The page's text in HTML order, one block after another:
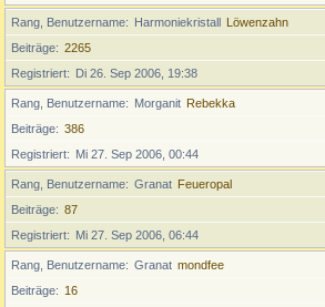
Rang, Benutzername Harmoniekristall Löwenzahn
Beiträge
2265
Registriert
Di 26. Sep 2006, 19:38
Rang, Benutzername Morganit Rebekka
Beiträge
386
Registriert
Mi 27. Sep 2006, 00:44
Rang, Benutzername Granat Feueropal
Beiträge
87
Registriert
Mi 27. Sep 2006, 06:44
Rang, Benutzername Granat mondfee
Beiträge
16